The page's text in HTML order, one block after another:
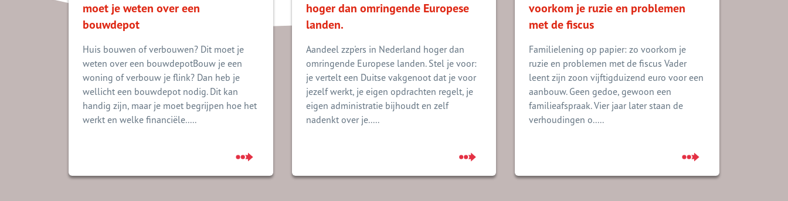
moet je weten over een
bouwdepot
Huis bouwen of verbouwen? Dit moet je
weten over een bouwdepotBouw je een
woning of verbouw je flink? Dan heb je
wellicht een bouwdepot nodig. Dit kan
handig zijn, maar je moet begrijpen hoe het
werkt en welke financiële.....
hoger dan omringende Europese
landen.
Aandeel zzp'ers in Nederland hoger dan
omringende Europese landen. Stel je voor:
je vertelt een Duitse vakgenoot dat je voor
jezelf werkt, je eigen opdrachten regelt, je
eigen administratie bijhoudt en zelf
nadenkt over je.....
voorkom je ruzie en problemen
met de fiscus
Familielening op papier: zo voorkom je
ruzie en problemen met de fiscus Vader
leent zijn zoon vijftigduizend euro voor een
aanbouw. Geen gedoe, gewoon een
familieafspraak. Vier jaar later staan de
verhoudingen o.....